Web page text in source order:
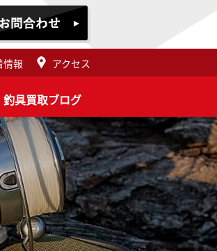
情報 アクセス
釣具買取ブログ